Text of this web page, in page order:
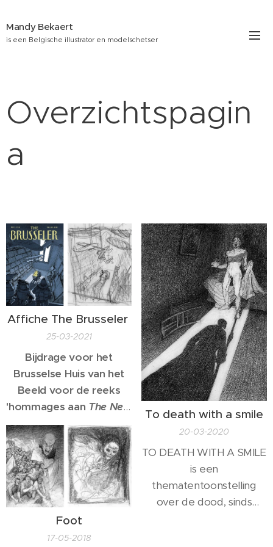
Mandy Bekaert
is een Belgische illustrator en modelschetser
Overzichtspagin
a
Affiche The Brusseler
25-03-2021
Bijdrage voor het
Brusselse Huis van het
Beeld voor de reeks
'hommages aan The New
Yorker'. Meer dan 100
bekende illustratoren
gingen in op de
uitnodiging. Elk van ons
ontwierp, in de stijl van
The New Yorker,een
fictieve omslag op het
thema Brussel: een
To death with a smile
20-03-2020
TO DEATH WITH A SMILE
is een
thematentoonstelling
over de dood, sinds
Foot
17-05-2018